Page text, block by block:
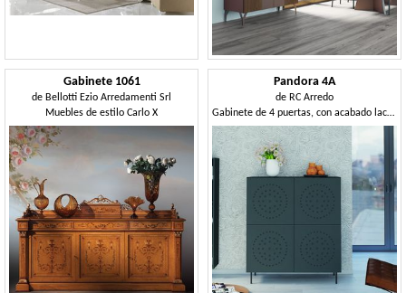
Gabinete 1061
de Bellotti Ezio Arredamenti Srl
Muebles de estilo Carlo X
Pandora 4A
de RC Arredo
Gabinete de 4 puertas, con acabado lacado y decoraciones circulares